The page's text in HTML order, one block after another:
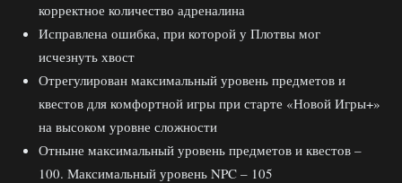
корректное количество адреналина
Исправлена ошибка, при которой у Плотвы мог
исчезнуть хвост
Отрегулирован максимальный уровень предметов и
квестов для комфортной игры при старте «Новой Игры+»
на высоком уровне сложности
Отныне максимальный уровень предметов и квестов –
100. Максимальный уровень NPC – 105